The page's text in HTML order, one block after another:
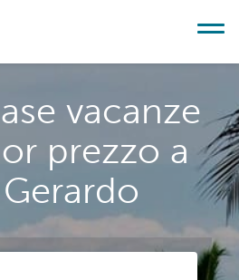
vacanze
prezzo a